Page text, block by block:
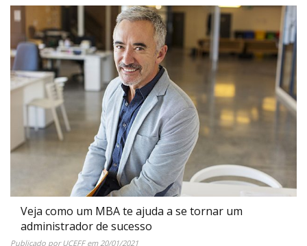
Veja como um MBA te ajuda a se tornar um
administrador de sucesso
Publicado porUCEFFem 20/01/2021